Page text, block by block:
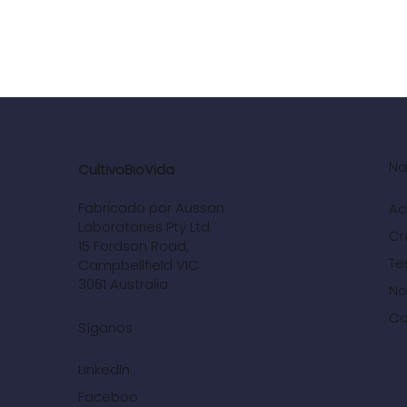
CultivoBioVida
Fabricado por Aussan
Laboratories Pty Ltd.
15 Fordson Road,
Campbellfield VIC
3061 Australia
Síganos
LinkedIn
Faceboo